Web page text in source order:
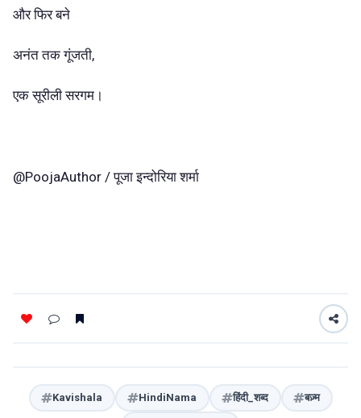
और फिर बने
अनंत तक गूंजती,
एक सूरीली सरगम।
@PoojaAuthor / पूजा इन्दोरिया शर्मा
Kavishala HindiNama हिंदी_शब्द बज़्म